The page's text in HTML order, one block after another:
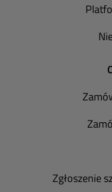
Zgłoszenie